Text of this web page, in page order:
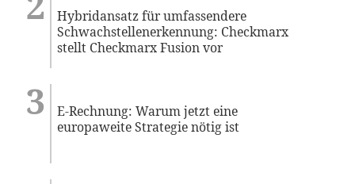
Hybridansatz für umfassendere
Schwachstellenerkennung: Checkmarx
stellt Checkmarx Fusion vor
E-Rechnung: Warum jetzt eine
europaweite Strategie nötig ist